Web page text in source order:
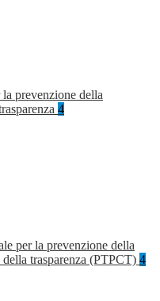
prevenzione della
4
per la prevenzione della
trasparenza (PTPCT) 4